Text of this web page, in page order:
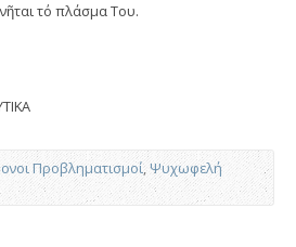
τό πλάσμα Του.
Προβληματισμοί,Ψυχωφελή